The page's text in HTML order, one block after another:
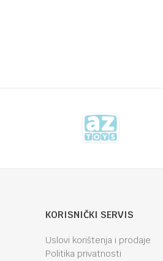
KORISNIČKI SERVIS
Uslovi korištenja i prodaje
Politika privatnosti